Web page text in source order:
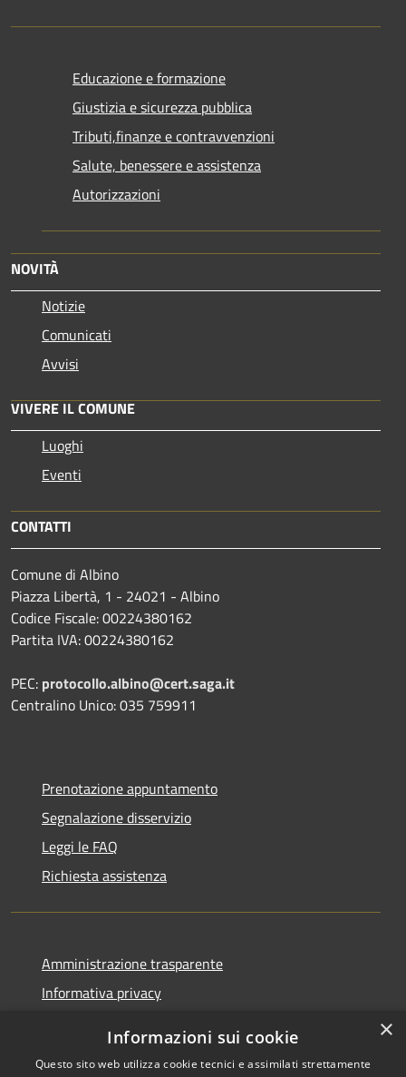
Educazione e formazione
Giustizia e sicurezza pubblica
Tributi,finanze e contravvenzioni
Salute, benessere e assistenza
Autorizzazioni
NOVITÀ
Notizie
Comunicati
Avvisi
VIVERE IL COMUNE
Luoghi
Eventi
CONTATTI
Comune di Albino
Piazza Libertà, 1 - 24021 - Albino
Codice Fiscale: 00224380162
Partita IVA: 00224380162
PEC: protocollo.albino@cert.saga.it
Centralino Unico: 035 759911
Prenotazione appuntamento
Segnalazione disservizio
Leggi le FAQ
Richiesta assistenza
Amministrazione trasparente
Informativa privacy
Dichiarazione di accessibilità
×
Informazioni sui cookie
Questo sito web utilizza cookie tecnici e assimilati strettamente